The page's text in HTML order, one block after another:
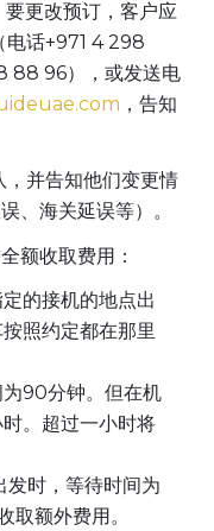
更改预订，客户应
电话+971 4 298
88 96），或发送电
，告知
并告知他们变更情
、海关延误等）。
额收取费用：
的接机的地点出
照约定都在那里
90分钟。但在机
。超过一小时将
发时，等待时间为
额外费用。